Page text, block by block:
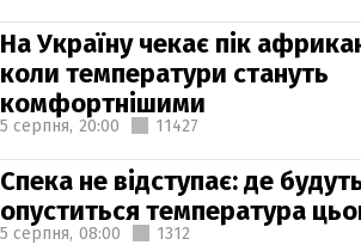
На Україну чекає пік
коли температури стануть
комфортнішими
5 серпня, 20:00 11427
Спека не відступає: де
опуститься температура
5 серпня, 08:00 1312